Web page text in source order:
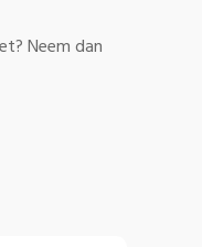
Neem dan